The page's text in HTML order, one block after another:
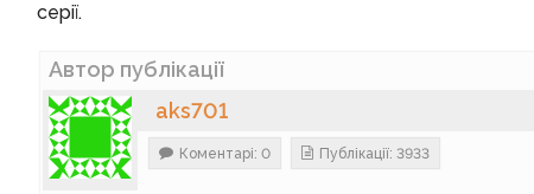
серії.
Автор публікації
aks701
Коментарі: 0 Публікації: 3933